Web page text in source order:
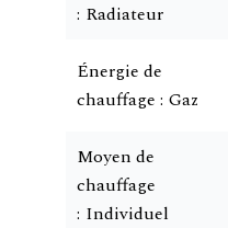
Radiateur
Énergie de
chauffage Gaz
Moyen de
chauffage
Individuel